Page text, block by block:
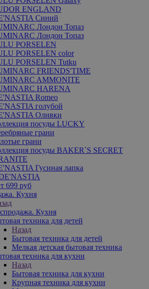
ENGLAND
Синий
Лондон Топаз
Лондон Топаз
PORSELEN
PORSELEN color
PORSELEN Tutku
FRIENDS'TIME
AMMONITE
HARENA
Romeo
голубой
Оливки
посуды LUCKY
грани
грани
посуды BAKER`S SECRET
Гусиная лапка
699 руб
Кухня
Кухня
техника для детей
Назад
Бытовая техника для детей
Мелкая детская бытовая техника
техника для кухни
Назад
Бытовая техника для кухни
Крупная техника для кухни